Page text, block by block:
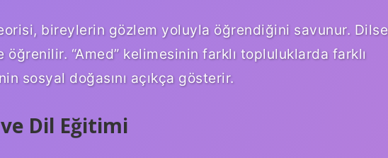
bireylerin gözlem yoluyla öğrendiğini savunur.
“Amed” kelimesinin farklı topluluklarda farklı
sosyal doğasını açıkça gösterir.
Dil Eğitimi